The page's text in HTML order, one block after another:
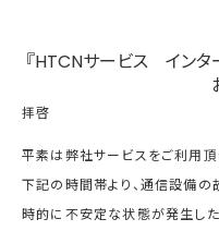
『HTCNサービス インタ
拝啓
平素は弊社サービスをご利用頂
下記の時間帯より、通信設備の
時的に不安定な状態が発生し